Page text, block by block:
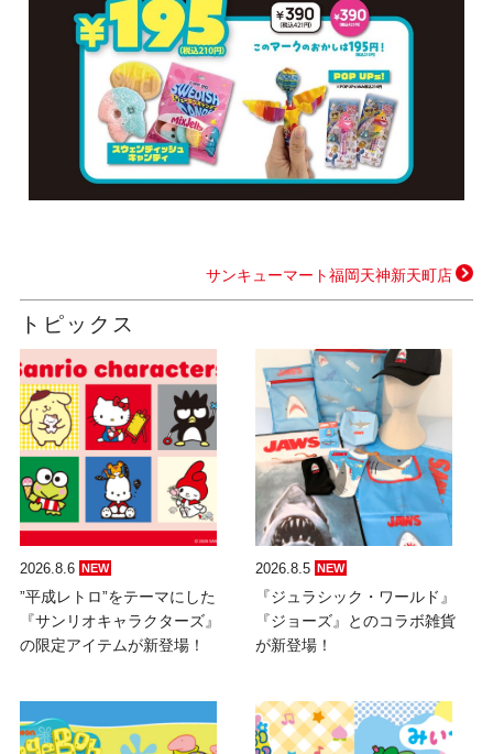
サンキューマート福岡天神新天町店
トピックス
2026.8.6 NEW
”平成レトロ”をテーマにした
『サンリオキャラクターズ』
の限定アイテムが新登場！
2026.8.5 NEW
『ジュラシック・ワールド』
『ジョーズ』とのコラボ雑貨
が新登場！